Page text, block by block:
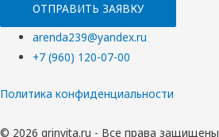
ОТПРАВИТЬ ЗАЯВКУ
arenda239@yandex.ru
+7 (960) 120-07-00
Политика конфиденциальности
© 2026 grinvita.ru - Все права защищены